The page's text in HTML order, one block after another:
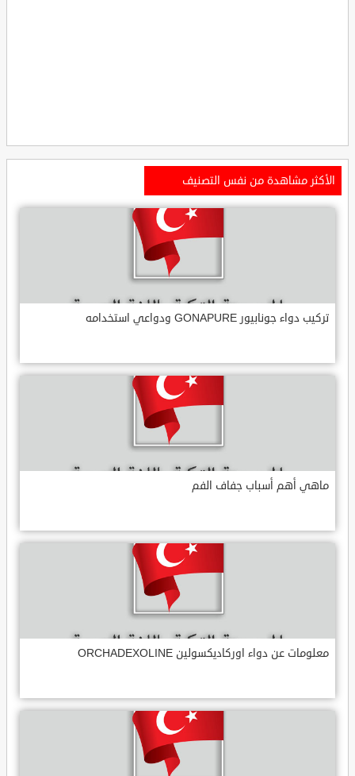
الأكثر مشاهدة من نفس التصنيف
تركيب دواء جونابيور GONAPURE ودواعي استخدامه
ماهي أهم أسباب جفاف الفم
معلومات عن دواء اوركاديكسولين ORCHADEXOLINE